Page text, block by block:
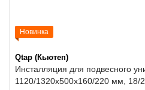
Новинка
Qtap (Кьютеп)
Инсталляция для подвесного
1120/1320x500x160/220 мм, 18/